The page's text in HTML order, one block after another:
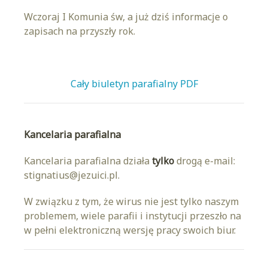
Wczoraj I Komunia św, a już dziś informacje o
zapisach na przyszły rok.
Cały biuletyn parafialny PDF
Kancelaria parafialna
Kancelaria parafialna działa tylkodrogą e-mail:
stignatius@jezuici.pl.
W związku z tym, że wirus nie jest tylko naszym
problemem, wiele parafii i instytucji przeszło na
w pełni elektroniczną wersję pracy swoich biur.